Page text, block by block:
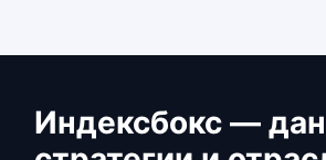
Индексбокс —